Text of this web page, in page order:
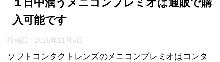
１日中潤うメニコンプレミオは通販で購
入可能です
投稿日： 2016年11月5日
ソフトコンタクトレンズのメニコンプレミオはコンタ